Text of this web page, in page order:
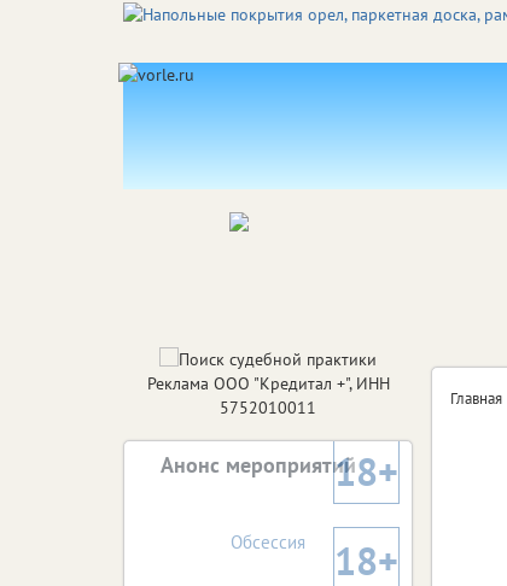
Главная
Реклама ООО "Кредитал +", ИНН
5752010011
Анонс мероприятий18+
Обсессия 18+